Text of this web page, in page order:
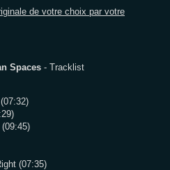
de votre choix par votre
Spaces - Tracklist
(07:35)